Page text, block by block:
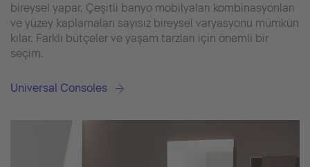
bireysel yapar. Çeşitli banyo mobilyaları kombinasyonları
ve yüzey kaplamaları sayısız bireysel varyasyonu mümkün
kılar. Farklı bütçeler ve yaşam tarzları için önemli bir
seçim.
Universal Consoles